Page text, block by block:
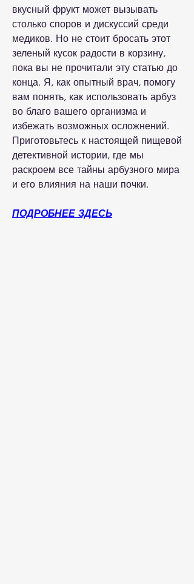
вкусный фрукт может вызывать
столько споров и дискуссий среди
медиков. Но не стоит бросать этот
зеленый кусок радости в корзину,
пока вы не прочитали эту статью до
конца. Я, как опытный врач, помогу
вам понять, как использовать арбуз
во благо вашего организма и
избежать возможных осложнений.
Приготовьтесь к настоящей пищевой
детективной истории, где мы
раскроем все тайны арбузного мира
и его влияния на наши почки.
ПОДРОБНЕЕ ЗДЕСЬ